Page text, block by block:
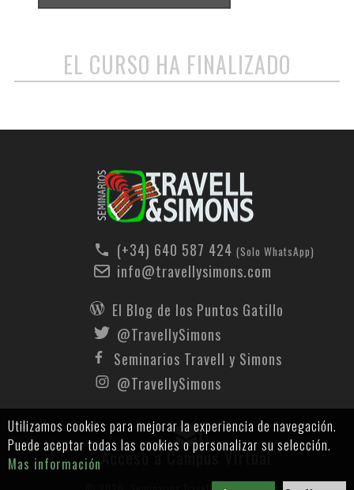
Utilizamos cookies para mejorar la experiencia de navegación.
Puede aceptar todas las cookies o personalizar su selección.
Mas información
EL CURSO HA FINALIZADO
(+34) 640 587 424 (Solo WhatsApp)
info@travellysimons.com
El Blog de los Puntos Gatillo
@TravellySimons
Seminarios Travell y Simons
@TravellySimons
Acceso a Campus Virtual